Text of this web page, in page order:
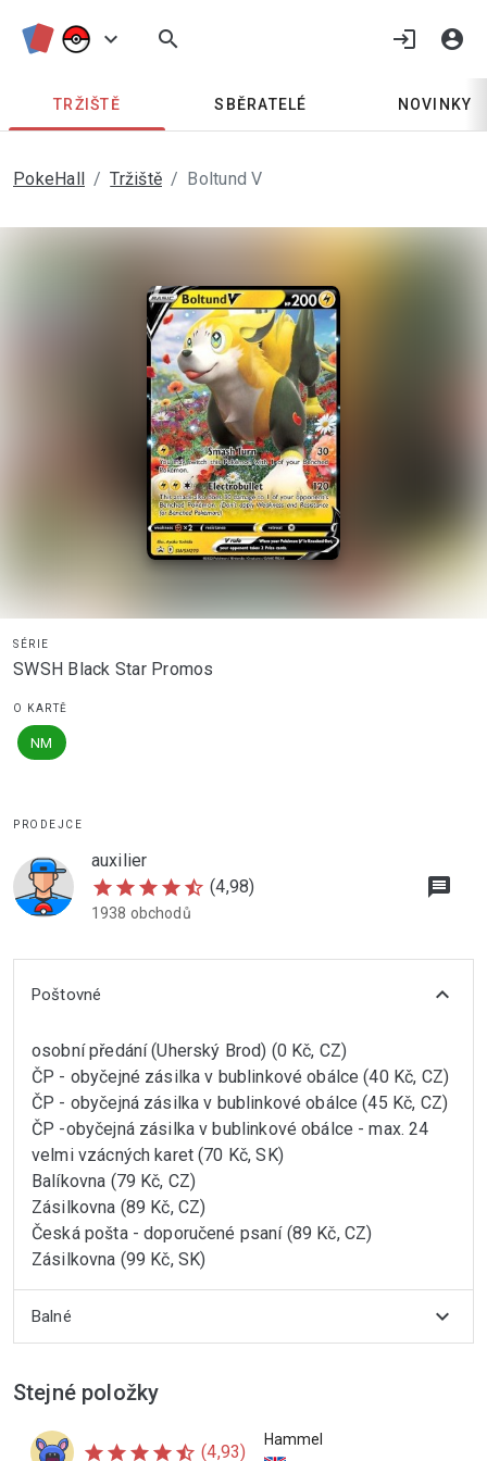
keyboard_arrow_down search login account_circle
TRŽIŠTĚ SBĚRATELÉ NOVINKY
PokeHall Tržiště Boltund V
SÉRIE
SWSH Black Star Promos
O KARTĚ
NM
PRODEJCE
auxilier
starstarstarstarstar_half (4,98)
1938 obchodů
message
Poštovné expand_more
osobní předání (Uherský Brod) (0 Kč, CZ)
ČP - obyčejné zásilka v bublinkové obálce (40 Kč, CZ)
ČP - obyčejná zásilka v bublinkové obálce (45 Kč, CZ)
ČP -obyčejná zásilka v bublinkové obálce - max. 24
velmi vzácných karet (70 Kč, SK)
Balíkovna (79 Kč, CZ)
Zásilkovna (89 Kč, CZ)
Česká pošta - doporučené psaní (89 Kč, CZ)
Zásilkovna (99 Kč, SK)
Balné expand_more
Stejné položky
starstarstarstarstar_half (4,93)
Hammel